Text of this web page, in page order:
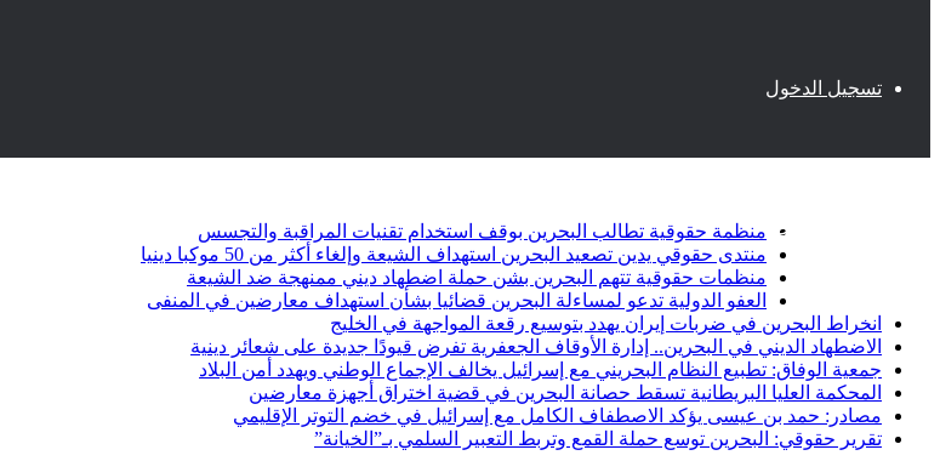
تسجيل الدخول
فيسبوك
منظمة حقوقية تطالب البحرين بوقف استخدام تقنيات المراقبة والتجسس
منتدى حقوقي يدين تصعيد البحرين استهداف الشيعة وإلغاء أكثر من 50 موكبا دينيا
منظمات حقوقية تتهم البحرين بشن حملة اضطهاد ديني ممنهجة ضد الشيعة
العفو الدولية تدعو لمساءلة البحرين قضائيا بشأن استهداف معارضين في المنفى
انخراط البحرين في ضربات إيران يهدد بتوسيع رقعة المواجهة في الخليج
الاضطهاد الديني في البحرين.. إدارة الأوقاف الجعفرية تفرض قيودًا جديدة على شعائر دينية
جمعية الوفاق: تطبيع النظام البحريني مع إسرائيل يخالف الإجماع الوطني ويهدد أمن البلاد
المحكمة العليا البريطانية تسقط حصانة البحرين في قضية اختراق أجهزة معارضين
مصادر: حمد بن عيسى يؤكد الاصطفاف الكامل مع إسرائيل في خضم التوتر الإقليمي
تقرير حقوقي: البحرين توسع حملة القمع وتربط التعبير السلمي بـ”الخيانة”